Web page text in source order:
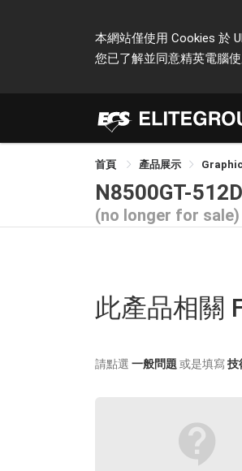
本網站僅使用 Cookies 於
您已了解並同意精英電腦
首頁 產品展示
N8500GT-
(no longer for sale)
此產品相關
請點選 一般問題 或是填寫技
contact_support